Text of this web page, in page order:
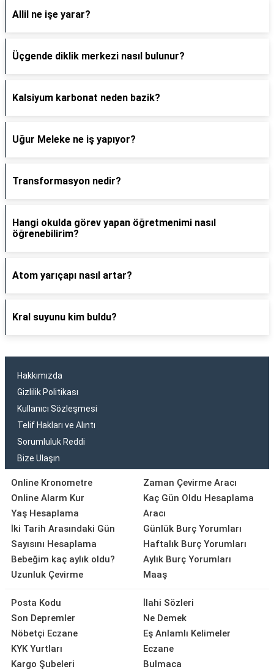
Allil ne işe yarar?
Üçgende diklik merkezi nasıl bulunur?
Kalsiyum karbonat neden bazik?
Uğur Meleke ne iş yapıyor?
Transformasyon nedir?
Hangi okulda görev yapan öğretmenimi nasıl
öğrenebilirim?
Atom yarıçapı nasıl artar?
Kral suyunu kim buldu?
Hakkımızda
Gizlilik Politikası
Kullanıcı Sözleşmesi
Telif Hakları ve Alıntı
Sorumluluk Reddi
Bize Ulaşın
Online Kronometre
Online Alarm Kur
Yaş Hesaplama
İki Tarih Arasındaki Gün
Sayısını Hesaplama
Bebeğim kaç aylık oldu?
Uzunluk Çevirme
Zaman Çevirme Aracı
Kaç Gün Oldu Hesaplama
Aracı
Günlük Burç Yorumları
Haftalık Burç Yorumları
Aylık Burç Yorumları
Maaş
Posta Kodu
Son Depremler
Nöbetçi Eczane
KYK Yurtları
Kargo Şubeleri
İlahi Sözleri
Ne Demek
Eş Anlamlı Kelimeler
Eczane
Bulmaca